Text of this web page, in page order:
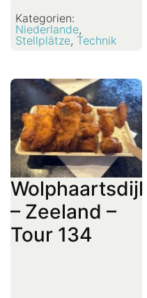
Kategorien:
Niederlande,
Stellplätze, Technik
Wolphaartsdijk
– Zeeland –
Tour 134